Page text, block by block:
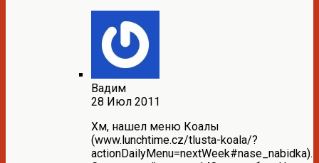
Вадим
28 Июл 2011
Хм, нашел меню Коалы
(www.lunchtime.cz/tlusta-koala/?
actionDailyMenu=nextWeek#nase_nabidka).